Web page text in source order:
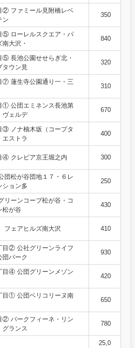
② ファミール見附橋レベ
ン
350
⑤ ローレルスクエア・パ
大沢・
840
⑤ 長池公園せせらぎ北・
タウン見
320
⑦ 蓮生寺公園通り一・三
310
① 公団エミネンス長池第
ヴェルデ
670
③ ノナ柚木坂（コープタ
エストラ
400
④ クレビア京王堀之内 300
団松が谷団地１７・６レ
ション多
250
リーンコープ松が谷・コ
松が谷
430
アヒルズ南大沢 410
目② 公社グリーンライフ
団パーク
930
目④ 公団グリーンメゾン
420
目① 公団ベリコリーヌ南
650
② パークフィーネ・リン
グランス
780
25,0